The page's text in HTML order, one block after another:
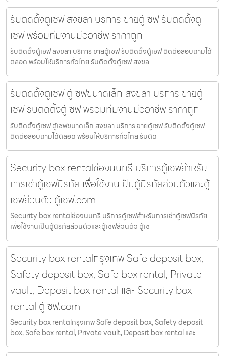
รับติดตั้งตู้เซฟ สงขลา บริการ ขายตู้เซฟ รับติดตั้งตู้
เซฟ พร้อมทีมงานมืออาชีพ ราคาถูก
รับติดตั้งตู้เซฟ สงขลา บริการ ขายตู้เซฟ รับติดตั้งตู้เซฟ ติดต่อสอบถามได้
ตลอด พร้อมให้บริการทั่วไทย รับติดตั้งตู้เซฟ สงขล
รับติดตั้งตู้เซฟ ตู้เซฟขนาดเล็ก สงขลา บริการ ขายตู้
เซฟ รับติดตั้งตู้เซฟ พร้อมทีมงานมืออาชีพ ราคาถูก
รับติดตั้งตู้เซฟ ตู้เซฟขนาดเล็ก สงขลา บริการ ขายตู้เซฟ รับติดตั้งตู้เซฟ
ติดต่อสอบถามได้ตลอด พร้อมให้บริการทั่วไทย รับติด
Security box rentalช่องนนทรี บริการตู้เซฟสำหรับ
การเช่าตู้เซฟนิรภัย เพื่อใช้งานเป็นตู้นิรภัยส่วนตัวและตู้
เซฟส่วนตัว ตู้เซฟ.com
Security box rentalช่องนนทรี บริการตู้เซฟสำหรับการเช่าตู้เซฟนิรภัย
เพื่อใช้งานเป็นตู้นิรภัยส่วนตัวและตู้เซฟส่วนตัว ตู้เซ
Security box rentalกรุงเทพ Safe deposit box,
Safety deposit box, Safe box rental, Private
vault, Deposit box rental และ Security box
rental ตู้เซฟ.com
Security box rentalกรุงเทพ Safe deposit box, Safety deposit
box, Safe box rental, Private vault, Deposit box rental และ